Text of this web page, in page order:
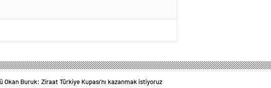
Buruk: Ziraat Türkiye Kupası’nı kazanmak istiyoruz